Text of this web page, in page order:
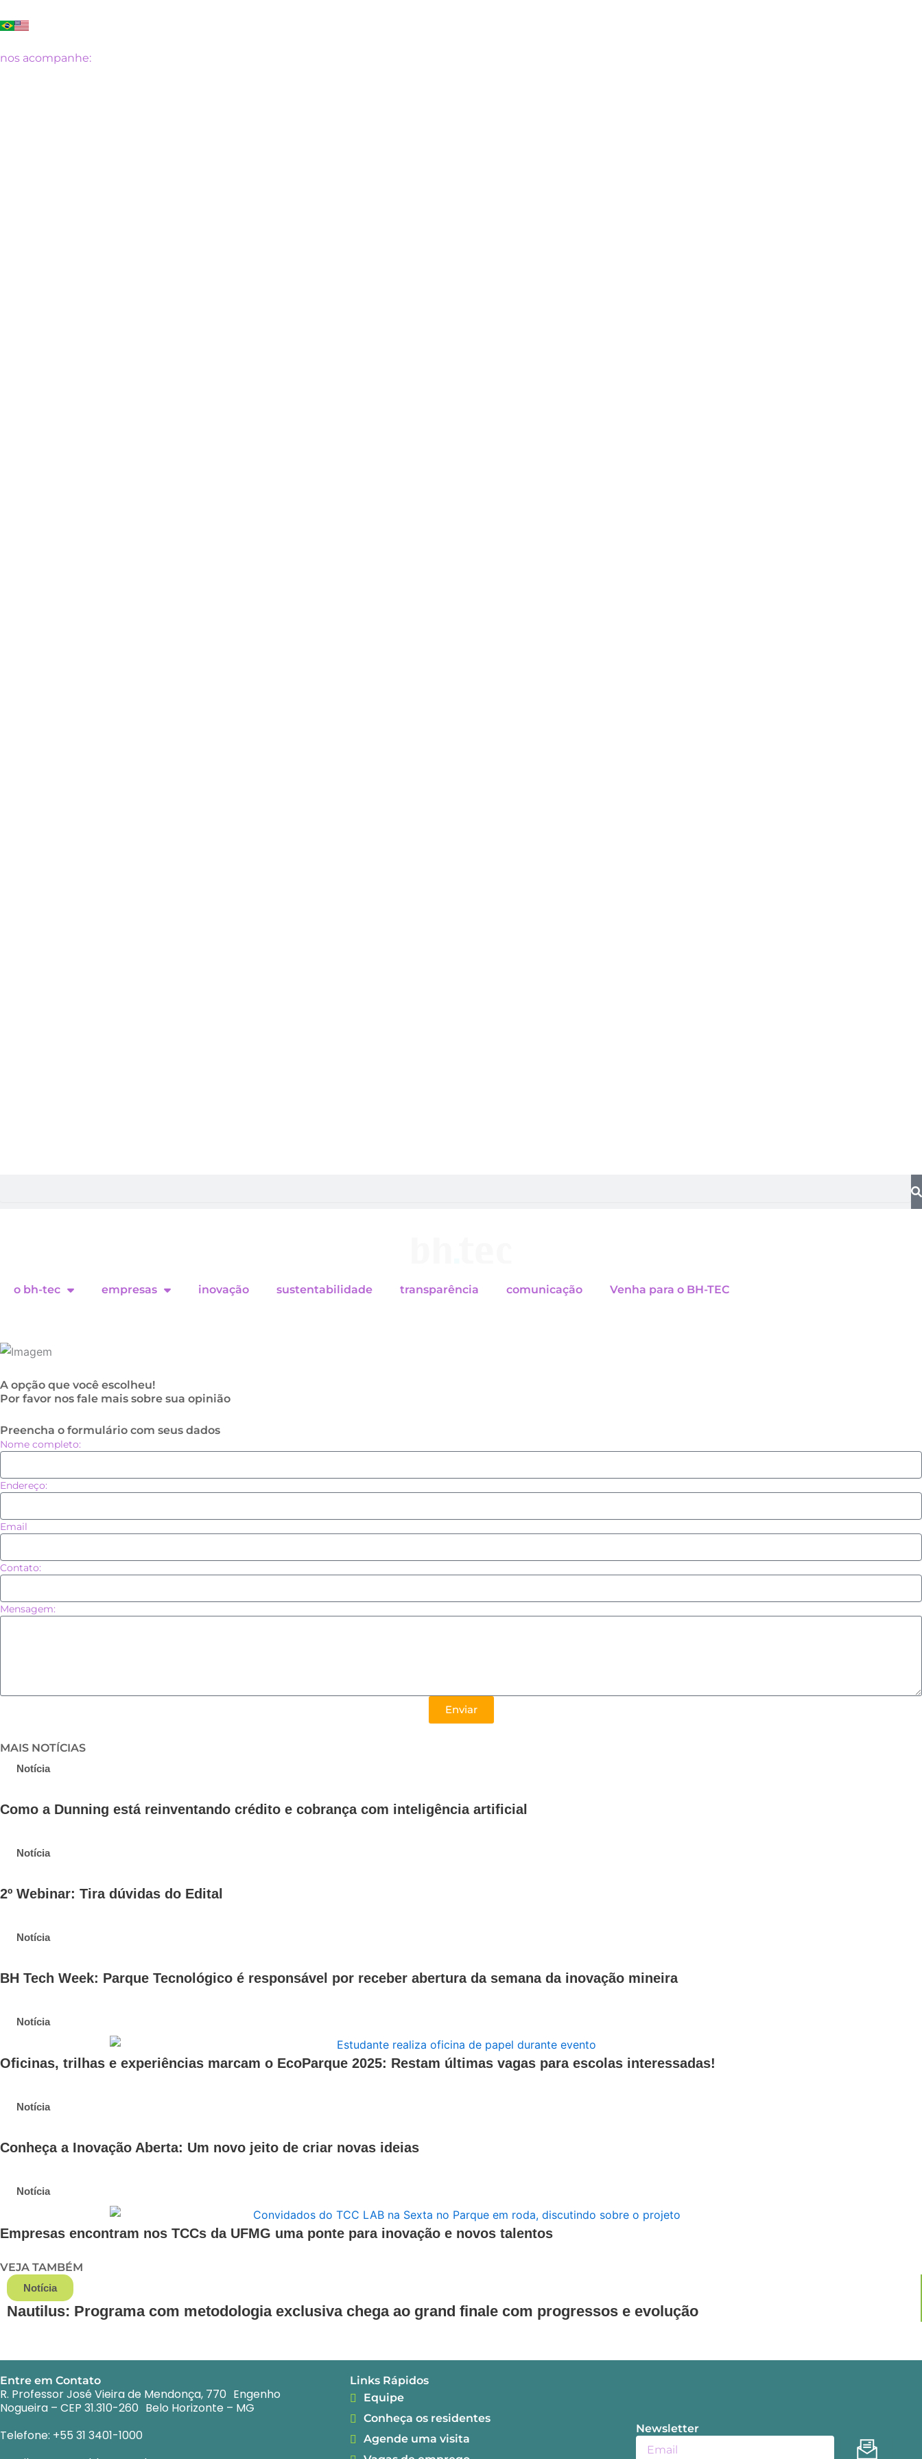
para
conteúdo
nos acompanhe:
o bh-tec empresas inovação sustentabilidade transparência comunicação Venha para o BH-TEC
A opção que você escolheu!
Por favor nos fale mais sobre sua opinião
Preencha o formulário com seus dados
Nome completo:
Endereço:
Email
Contato:
Mensagem:
Enviar
MAIS NOTÍCIAS
Notícia
Como a Dunning está reinventando crédito e cobrança com inteligência artificial
Notícia
2º Webinar: Tira dúvidas do Edital
Notícia
BH Tech Week: Parque Tecnológico é responsável por receber abertura da semana da inovação mineira
Notícia
Oficinas, trilhas e experiências marcam o EcoParque 2025: Restam últimas vagas para escolas interessadas!
Notícia
Conheça a Inovação Aberta: Um novo jeito de criar novas ideias
Notícia
Empresas encontram nos TCCs da UFMG uma ponte para inovação e novos talentos
VEJA TAMBÉM
Notícia
Nautilus: Programa com metodologia exclusiva chega ao grand finale com progressos e evolução
Entre em Contato
R. Professor José Vieira de Mendonça, 770 Engenho
Nogueira – CEP 31.310-260 Belo Horizonte – MG
Telefone: +55 31 3401-1000
Links Rápidos
Equipe
Conheça os residentes
Agende uma visita
Newsletter
Enviar